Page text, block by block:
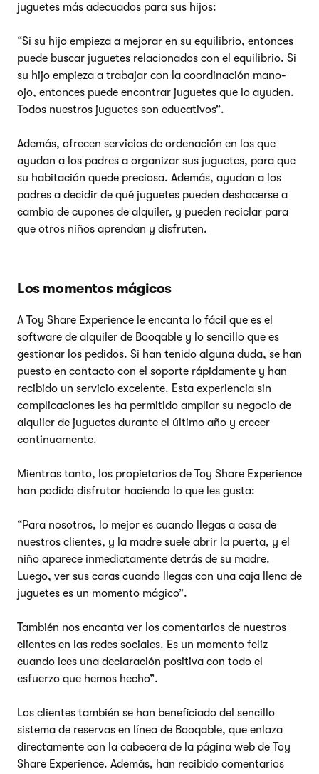
juguetes más adecuados para sus hijos:
“Si su hijo empieza a mejorar en su equilibrio, entonces
puede buscar juguetes relacionados con el equilibrio. Si
su hijo empieza a trabajar con la coordinación mano-
ojo, entonces puede encontrar juguetes que lo ayuden.
Todos nuestros juguetes son educativos”.
Además, ofrecen servicios de ordenación en los que
ayudan a los padres a organizar sus juguetes, para que
su habitación quede preciosa. Además, ayudan a los
padres a decidir de qué juguetes pueden deshacerse a
cambio de cupones de alquiler, y pueden reciclar para
que otros niños aprendan y disfruten.
Los momentos mágicos
A Toy Share Experience le encanta lo fácil que es el
software de alquiler de Booqable y lo sencillo que es
gestionar los pedidos. Si han tenido alguna duda, se han
puesto en contacto con el soporte rápidamente y han
recibido un servicio excelente. Esta experiencia sin
complicaciones les ha permitido ampliar su negocio de
alquiler de juguetes durante el último año y crecer
continuamente.
Mientras tanto, los propietarios de Toy Share Experience
han podido disfrutar haciendo lo que les gusta:
“Para nosotros, lo mejor es cuando llegas a casa de
nuestros clientes, y la madre suele abrir la puerta, y el
niño aparece inmediatamente detrás de su madre.
Luego, ver sus caras cuando llegas con una caja llena de
juguetes es un momento mágico”.
También nos encanta ver los comentarios de nuestros
clientes en las redes sociales. Es un momento feliz
cuando lees una declaración positiva con todo el
esfuerzo que hemos hecho”.
Los clientes también se han beneficiado del sencillo
sistema de reservas en línea de Booqable, que enlaza
directamente con la cabecera de la página web de Toy
Share Experience. Además, han recibido comentarios